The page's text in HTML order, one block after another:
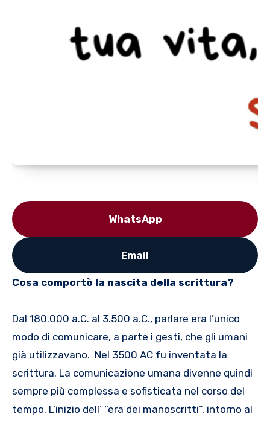
WhatsApp
Email
Cosa comportò la nascita della scrittura?
Dal 180.000 a.C. al 3.500 a.C., parlare era l’unico
modo di comunicare, a parte i gesti, che gli umani
già utilizzavano. Nel 3500 AC fu inventata la
scrittura. La comunicazione umana divenne quindi
sempre più complessa e sofisticata nel corso del
tempo. L’inizio dell’ “era dei manoscritti”, intorno al